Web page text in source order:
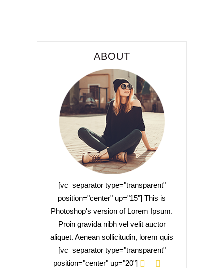
ABOUT
[vc_separator type="transparent"
position="center" up="15"] This is
Photoshop's version of Lorem Ipsum.
Proin gravida nibh vel velit auctor
aliquet. Aenean sollicitudin, lorem quis
[vc_separator type="transparent"
position="center" up="20"]